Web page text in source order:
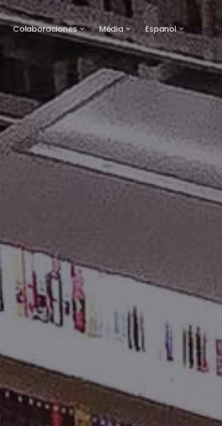
Colaboraciones Média Espanol Espanol